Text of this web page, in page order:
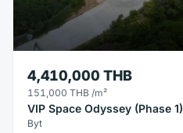
4,410,000 THB
151,000 THB /m²
VIP Space Odyssey (Phase 1)
Byt